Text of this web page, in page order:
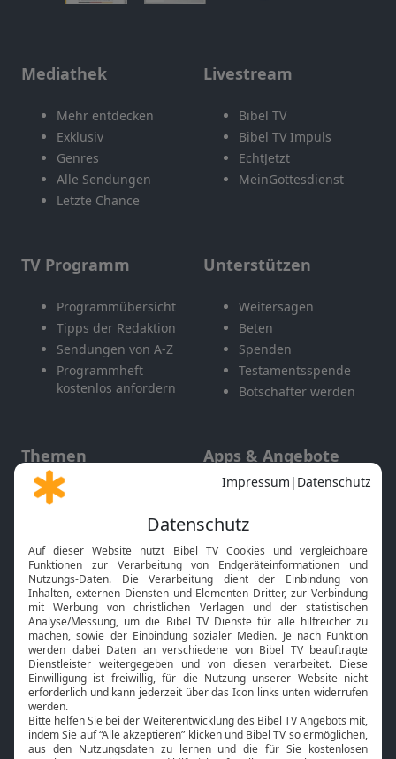
Mediathek
Mehr entdecken
Exklusiv
Genres
Alle Sendungen
Letzte Chance
Livestream
Bibel TV
Bibel TV Impuls
EchtJetzt
MeinGottesdienst
TV Programm
Programmübersicht
Tipps der Redaktion
Sendungen von A-Z
Programmheft
kostenlos anfordern
Unterstützen
Weitersagen
Beten
Spenden
Testamentsspende
Botschafter werden
Themen
Gott und Bibel erklärt
Neuigkeiten
Apps & Angebote
Mobile App
Smart TV
HbbTV
Bibelthek Online-Bibel
Nächster Gottesdienst
Bibel TV
Über uns
Jobs
Service
Kontakt
TV-Empfang